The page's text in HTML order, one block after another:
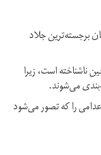
برجسته‌ترین جلاد
ناشناخته است، زیرا
می‌شوند.
را که تصور می‌شود